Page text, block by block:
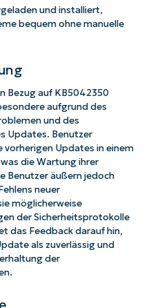
und installiert,
bequem ohne manuelle
Bezug auf KB5042350
aufgrund des
und des
Updates. Benutzer
Updates in einem
die Wartung ihrer
Benutzer äußern jedoch
neuer
möglicherweise
der Sicherheitsprotokolle
das Feedback darauf hin,
als zuverlässig und
der